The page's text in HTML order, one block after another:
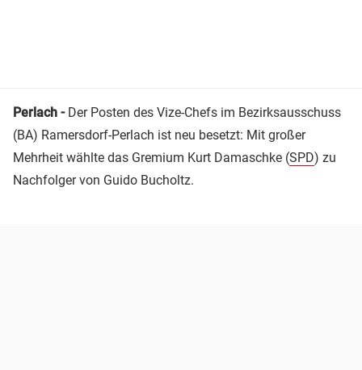
Perlach -Der Posten des Vize-Chefs im Bezirksausschuss
(BA) Ramersdorf-Perlach ist neu besetzt: Mit großer
Mehrheit wählte das Gremium Kurt Damaschke (SPD) zu
Nachfolger von Guido Bucholtz.